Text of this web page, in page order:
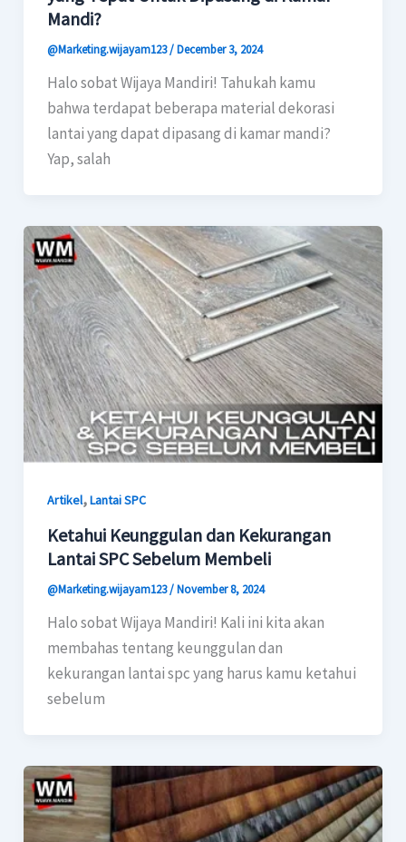
Mandi?
@Marketing.wijayam123/December 3, 2024
Halo sobat Wijaya Mandiri! Tahukah kamu
bahwa terdapat beberapa material dekorasi
lantai yang dapat dipasang di kamar mandi?
Yap, salah
Artikel,Lantai SPC
Ketahui Keunggulan dan Kekurangan
Lantai SPC Sebelum Membeli
@Marketing.wijayam123/November 8, 2024
Halo sobat Wijaya Mandiri! Kali ini kita akan
membahas tentang keunggulan dan
kekurangan lantai spc yang harus kamu ketahui
sebelum